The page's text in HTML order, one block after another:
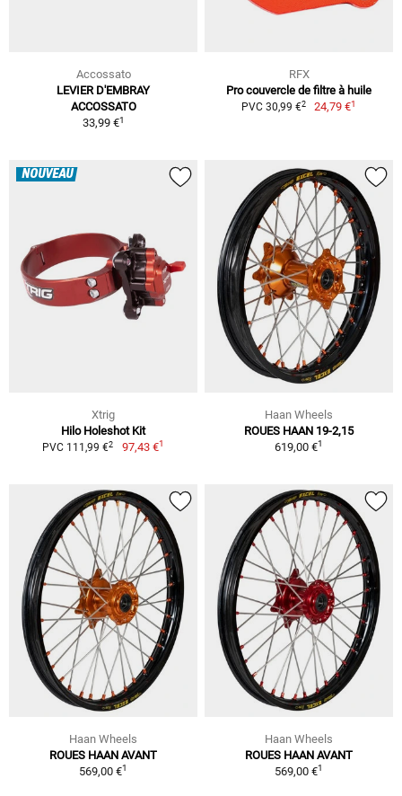
Accossato
LEVIER D'EMBRAY
ACCOSSATO
33,99 €1
RFX
Pro couvercle de filtre à huile
PVC 30,99 €2 24,79 €1
NOUVEAU
Xtrig
Hilo Holeshot Kit
PVC 111,99 €2 97,43 €1
Haan Wheels
ROUES HAAN 19-2,15
619,00 €1
Haan Wheels
ROUES HAAN AVANT
569,00 €1
Haan Wheels
ROUES HAAN AVANT
569,00 €1